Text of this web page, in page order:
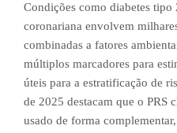
Condições como diabetes tipo
coronariana envolvem
combinadas a fatores
múltiplos marcadores para
úteis para a estratificação de
de 2025 destacam que o
usado de forma